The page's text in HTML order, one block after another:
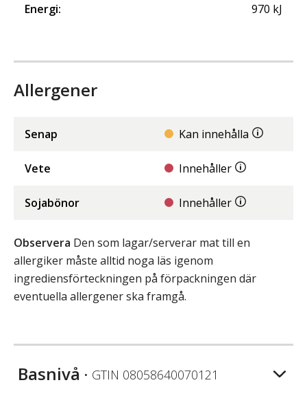
Energi: 970 kJ
Allergener
Senap Kan innehålla
Vete Innehåller
Sojabönor Innehåller
Observera Den som lagar/serverar mat till en
allergiker måste alltid noga läs igenom
ingrediensförteckningen på förpackningen där
eventuella allergener ska framgå.
Basnivå • GTIN 08058640070121